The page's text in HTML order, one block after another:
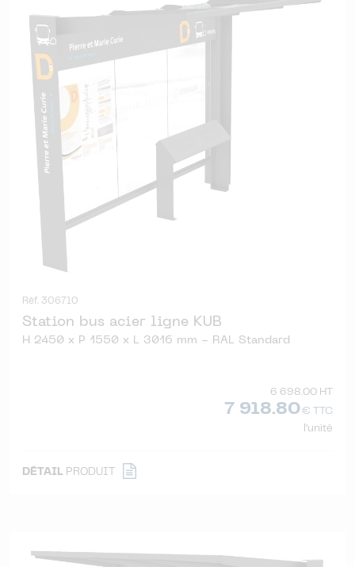
Réf. 306710
Station bus acier ligne KUB
H 2450 x P 1550 x L 3016 mm - RAL Standard
6 698.00 HT
7 918.80€ TTC
l'unité
DÉTAIL PRODUIT